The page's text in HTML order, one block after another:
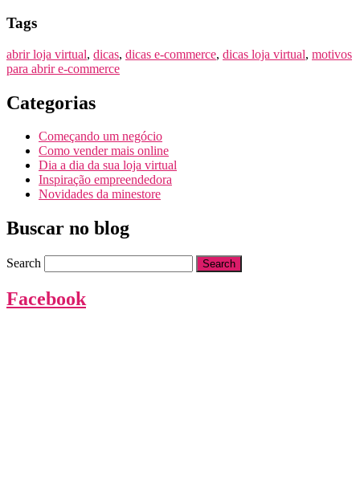
Tags
abrir loja virtual, dicas, dicas e-commerce, dicas loja virtual, motivos
para abrir e-commerce
Categorias
Começando um negócio
Como vender mais online
Dia a dia da sua loja virtual
Inspiração empreendedora
Novidades da minestore
Buscar no blog
Search
Facebook